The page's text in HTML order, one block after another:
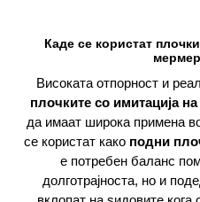
Каде се користат
Високата отпорност и
плочките со имитација
да имаат широка примена
се користат како подни
е потребен баланс
долготрајноста, но и